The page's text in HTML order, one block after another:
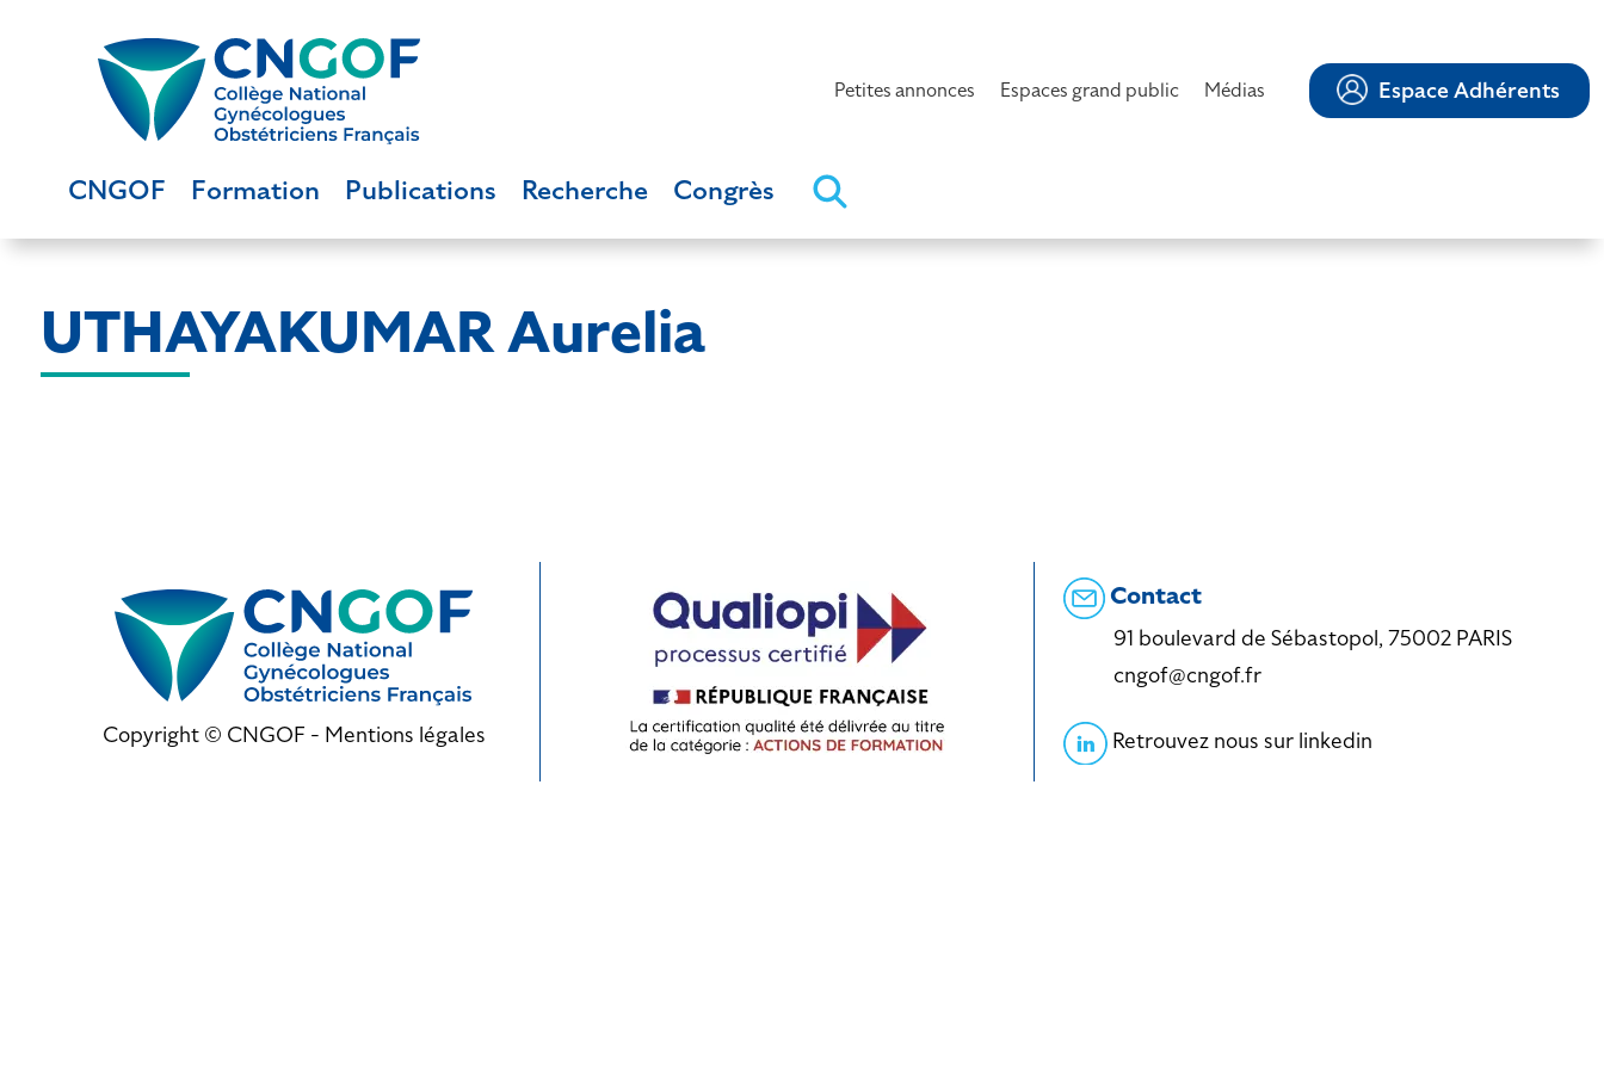
Petites annonces Espaces grand public Médias Espace Adhérents
CNGOF Formation Publications Recherche Congrès
UTHAYAKUMAR Aurelia
Copyright © CNGOF - Mentions légales
Contact
91 boulevard de Sébastopol, 75002 PARIS
cngof@cngof.fr
Retrouvez nous sur linkedin